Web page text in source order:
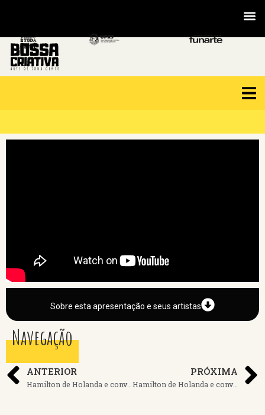
Sobre esta apresentação e seus artistas
Navegação
ANTERIOR
Hamilton de Holanda e convidados – Tema: Bastidores
PRÓXIMA
Hamilton de Holanda e convidados – Tema: Erudito e Popular